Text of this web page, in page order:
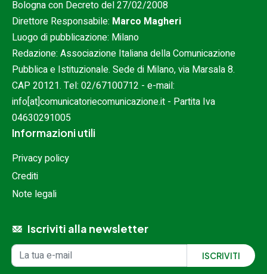
Bologna con Decreto del 27/02/2008
Direttore Responsabile: Marco Magheri
Luogo di pubblicazione: Milano
Redazione: Associazione Italiana della Comunicazione
Pubblica e Istituzionale. Sede di Milano, via Marsala 8.
CAP 20121. Tel: 02/67100712 - e-mail:
info[at]comunicatoriecomunicazione.it - Partita Iva
04630291005
Informazioni utili
Privacy policy
Crediti
Note legali
Iscriviti alla newsletter
Iscrizione alla newsletter
Indirizzo email ISCRIVITI